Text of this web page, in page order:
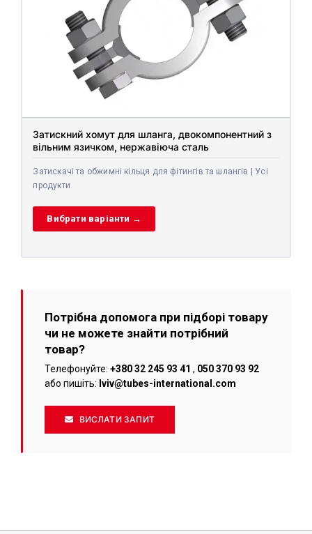
Затискний хомут для шланга, двокомпонентний з
вільним язичком, нержавіюча сталь
Затискачі та обжимні кільця для фітингів та шлангів | Усі
продукти
Вибрати варіанти →
Потрібна допомога при підборі товару
чи не можете знайти потрібний
товар?
Телефонуйте: +380 32 245 93 41 , 050 370 93 92
або пишіть: lviv@tubes-international.com
ВИСЛАТИ ЗАПИТ